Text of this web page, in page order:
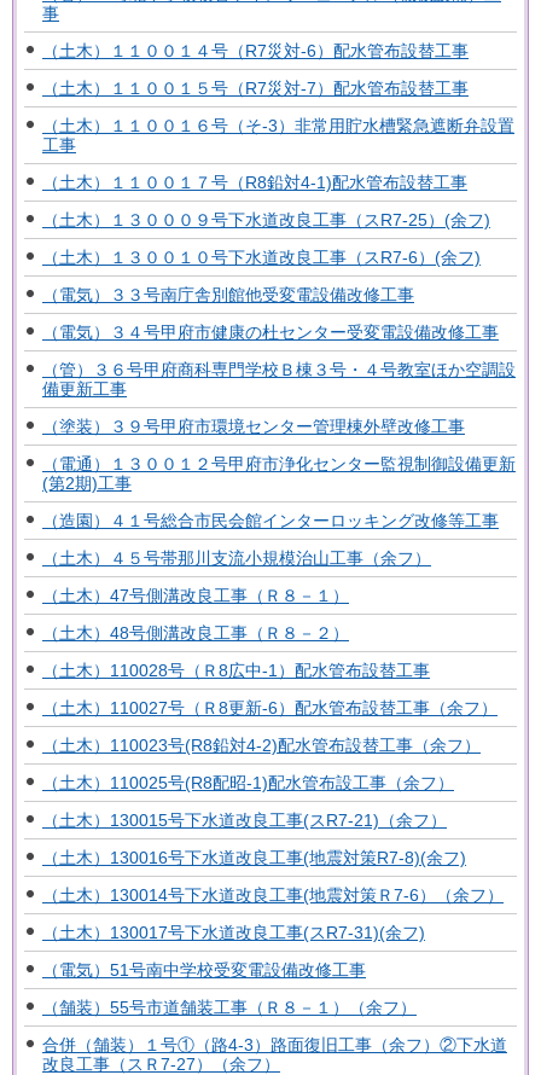
事
（土木）１１００１４号（R7災対-6）配水管布設替工事
（土木）１１００１５号（R7災対-7）配水管布設替工事
（土木）１１００１６号（そ-3）非常用貯水槽緊急遮断弁設置
工事
（土木）１１００１７号（R8鉛対4-1)配水管布設替工事
（土木）１３０００９号下水道改良工事（スR7-25）(余フ)
（土木）１３００１０号下水道改良工事（スR7-6）(余フ)
（電気）３３号南庁舎別館他受変電設備改修工事
（電気）３４号甲府市健康の杜センター受変電設備改修工事
（管）３６号甲府商科専門学校Ｂ棟３号・４号教室ほか空調設
備更新工事
（塗装）３９号甲府市環境センター管理棟外壁改修工事
（電通）１３００１２号甲府市浄化センター監視制御設備更新
(第2期)工事
（造園）４１号総合市民会館インターロッキング改修等工事
（土木）４５号帯那川支流小規模治山工事（余フ）
（土木）47号側溝改良工事（Ｒ８－１）
（土木）48号側溝改良工事（Ｒ８－２）
（土木）110028号（Ｒ8広中-1）配水管布設替工事
（土木）110027号（Ｒ8更新-6）配水管布設替工事（余フ）
（土木）110023号(R8鉛対4-2)配水管布設替工事（余フ）
（土木）110025号(R8配昭-1)配水管布設工事（余フ）
（土木）130015号下水道改良工事(スR7-21)（余フ）
（土木）130016号下水道改良工事(地震対策R7-8)(余フ)
（土木）130014号下水道改良工事(地震対策Ｒ7-6）（余フ）
（土木）130017号下水道改良工事(スR7-31)(余フ)
（電気）51号南中学校受変電設備改修工事
（舗装）55号市道舗装工事（Ｒ８－１）（余フ）
合併（舗装）１号①（路4-3）路面復旧工事（余フ）②下水道
改良工事（スＲ7-27）（余フ）